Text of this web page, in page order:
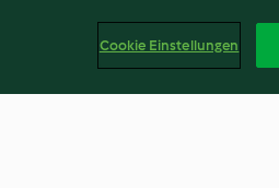
Cookie Einstellungen